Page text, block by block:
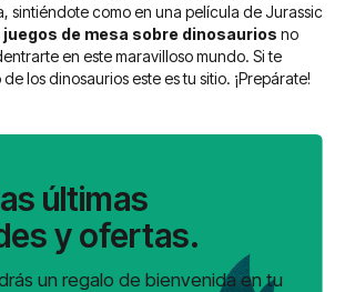
sintiéndote como en una película de Jurassic
juegos de mesa sobre dinosaurios no
en este maravilloso mundo. Si te
los dinosaurios este es tu sitio. ¡Prepárate!
últimas
y ofertas.
un regalo de bienvenida en tu